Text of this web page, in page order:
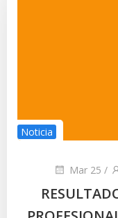
Noticia
Mar 25 /